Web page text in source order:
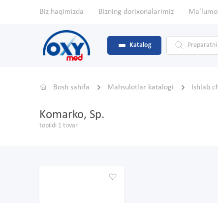
Biz haqimizda Bizning dorixonalarimiz
Katalog
Bosh sahifa Mahsulotlar katalogi Ishlab
Komarko, Sp.
topildi 1 tovar